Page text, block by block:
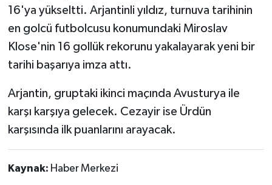
16'ya yükseltti. Arjantinli yıldız, turnuva tarihinin
en golcü futbolcusu konumundaki Miroslav
Klose'nin 16 gollük rekorunu yakalayarak yeni bir
tarihi başarıya imza attı.
Arjantin, gruptaki ikinci maçında Avusturya ile
karşı karşıya gelecek. Cezayir ise Ürdün
karşısında ilk puanlarını arayacak.
Kaynak: Haber Merkezi